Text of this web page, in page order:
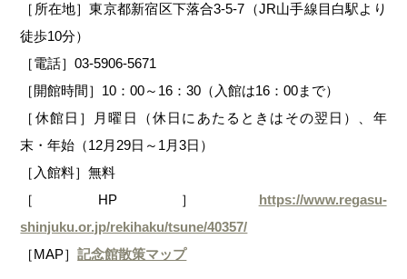
［所在地］東京都新宿区下落合3-5-7（JR山手線目白駅より
徒歩10分）
［電話］03-5906-5671
［開館時間］10：00～16：30（入館は16：00まで）
［休館日］月曜日（休日にあたるときはその翌日）、年
末・年始（12月29日～1月3日）
［入館料］無料
［HP］ https://www.regasu-
shinjuku.or.jp/rekihaku/tsune/40357/
［MAP］記念館散策マップ